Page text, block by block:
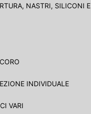
NASTRI, SILICONI E
INDIVIDUALE
VARI